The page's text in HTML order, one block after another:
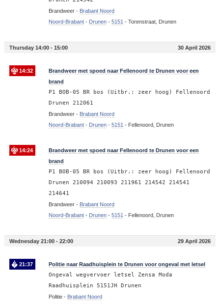
Brandweer - Brabant Noord
Noord-Brabant- Drunen- 5151 - Torenstraat, Drunen
Thursday 14:00 - 15:00 30 April 2026
14:32
Brandweer met spoed naar Fellenoord te Drunen voor een
brand
P1 BOB-05 BR bos (Uitbr.: zeer hoog) Fellenoord
Drunen 212061
Brandweer - Brabant Noord
Noord-Brabant- Drunen- 5151 - Fellenoord, Drunen
14:24
Brandweer met spoed naar Fellenoord te Drunen voor een
brand
P1 BOB-05 BR bos (Uitbr.: zeer hoog) Fellenoord
Drunen 210094 210093 211961 214542 214541
214641
Brandweer - Brabant Noord
Noord-Brabant- Drunen- 5151 - Fellenoord, Drunen
Wednesday 21:00 - 22:00 29 April 2026
21:37 Politie naar Raadhuisplein te Drunen voor ongeval met letsel
Ongeval wegvervoer letsel Zensa Moda
Raadhuisplein 5151JH Drunen
Politie - Brabant Noord